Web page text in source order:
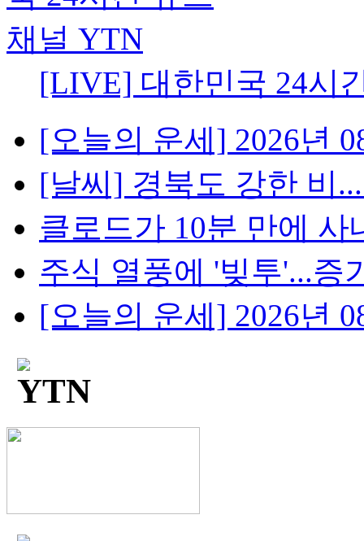
[LIVE] 대한민국 24시
[오늘의 운세] 2026년
[날씨] 경북도 강한 비
클로드가 10분 만에 사
주식 열풍에 '빚투'...증
[오늘의 운세] 2026년